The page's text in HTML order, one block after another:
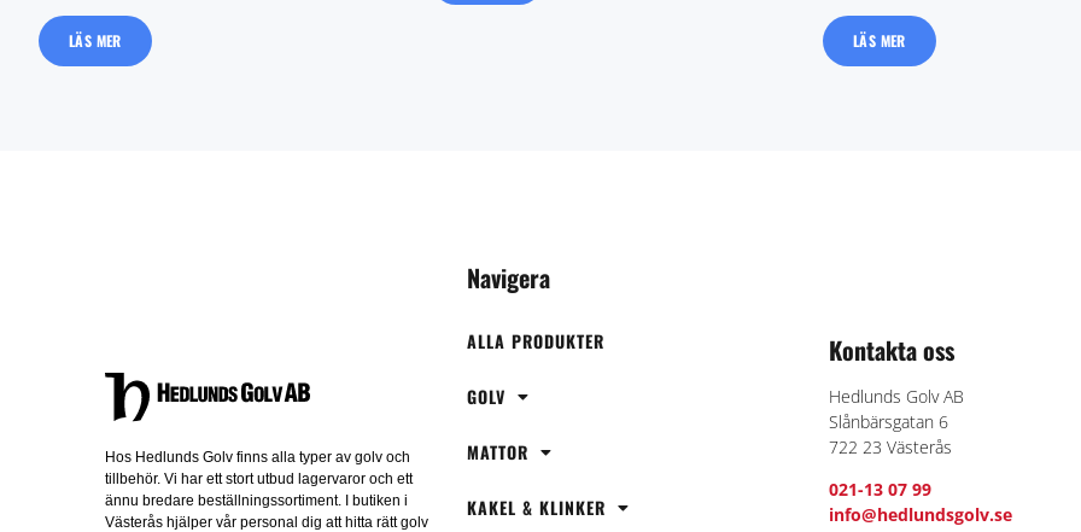
LÄS MER LÄS MER
Hos Hedlunds Golv finns alla typer av golv och
tillbehör. Vi har ett stort utbud lagervaror och ett
ännu bredare beställningssortiment. I butiken i
Västerås hjälper vår personal dig att hitta rätt golv
Navigera
ALLA PRODUKTER
GOLV
MATTOR
KAKEL & KLINKER
Kontakta oss
Hedlunds Golv AB
Slånbärsgatan 6
722 23 Västerås
021-13 07 99
info@hedlundsgolv.se